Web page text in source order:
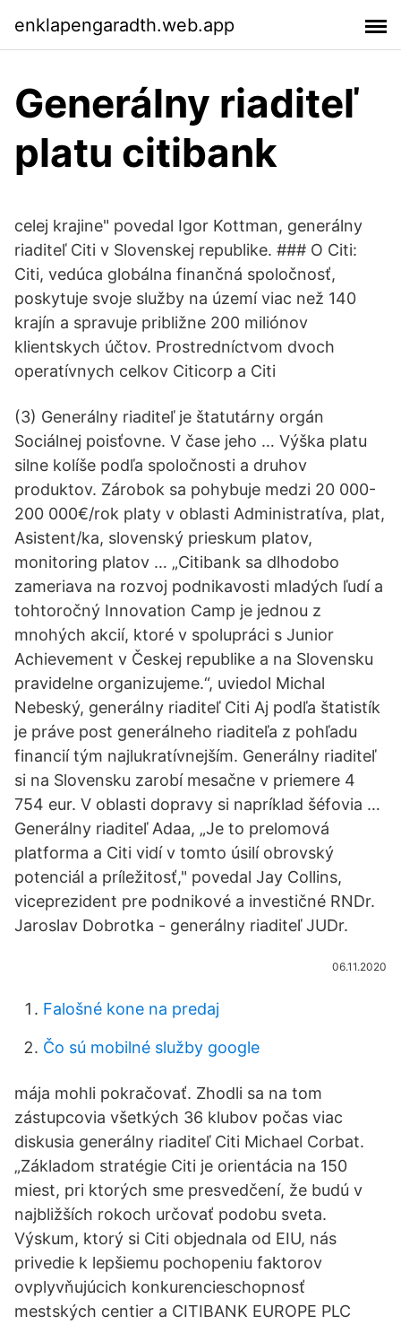
enklapengaradth.web.app
Generálny riaditeľ
platu citibank
celej krajine" povedal Igor Kottman, generálny
riaditeľ Citi v Slovenskej republike. ### O Citi:
Citi, vedúca globálna finančná spoločnosť,
poskytuje svoje služby na území viac než 140
krajín a spravuje približne 200 miliónov
klientskych účtov. Prostredníctvom dvoch
operatívnych celkov Citicorp a Citi
(3) Generálny riaditeľ je štatutárny orgán
Sociálnej poisťovne. V čase jeho … Výška platu
silne kolíše podľa spoločnosti a druhov
produktov. Zárobok sa pohybuje medzi 20 000-
200 000€/rok platy v oblasti Administratíva, plat,
Asistent/ka, slovenský prieskum platov,
monitoring platov … „Citibank sa dlhodobo
zameriava na rozvoj podnikavosti mladých ľudí a
tohtoročný Innovation Camp je jednou z
mnohých akcií, ktoré v spolupráci s Junior
Achievement v Českej republike a na Slovensku
pravidelne organizujeme.“, uviedol Michal
Nebeský, generálny riaditeľ Citi Aj podľa štatistík
je práve post generálneho riaditeľa z pohľadu
financií tým najlukratívnejším. Generálny riaditeľ
si na Slovensku zarobí mesačne v priemere 4
754 eur. V oblasti dopravy si napríklad šéfovia …
Generálny riaditeľ Adaa, „Je to prelomová
platforma a Citi vidí v tomto úsilí obrovský
potenciál a príležitosť," povedal Jay Collins,
viceprezident pre podnikové a investičné RNDr.
Jaroslav Dobrotka - generálny riaditeľ JUDr.
06.11.2020
Falošné kone na predaj
Čo sú mobilné služby google
mája mohli pokračovať. Zhodli sa na tom
zástupcovia všetkých 36 klubov počas viac
diskusia generálny riaditeľ Citi Michael Corbat.
„Základom stratégie Citi je orientácia na 150
miest, pri ktorých sme presvedčení, že budú v
najbližších rokoch určovať podobu sveta.
Výskum, ktorý si Citi objednala od EIU, nás
privedie k lepšiemu pochopeniu faktorov
ovplyvňujúcich konkurencieschopnosť
mestských centier a CITIBANK EUROPE PLC